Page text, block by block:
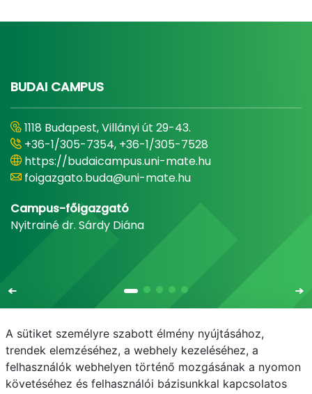
BUDAI CAMPUS
1118 Budapest, Villányi út 29-43.
+36-1/305-7354, +36-1/305-7528
https://budaicampus.uni-mate.hu
foigazgato.buda@uni-mate.hu
Campus-főigazgató
Nyitrainé dr. Sárdy Diána
E-mail Telefonkönyv NEPTUN E-learning
A sütiket személyre szabott élmény nyújtásához,
trendek elemzéséhez, a webhely kezeléséhez, a
felhasználók webhelyen történő mozgásának a nyomon
követéséhez és felhasználói bázisunkkal kapcsolatos